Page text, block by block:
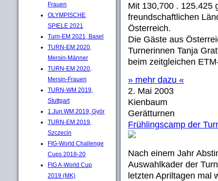
Frauen
OLYMPISCHE
SPIELE 2021
Turn-EM 2021, Basel
TURN-EM 2020,
Mersin-Männer
TURN-EM 2020,
Mersin-Frauen
TURN-WM 2019,
Stuttgart
1.Jun.WM 2019, Györ
TURN-EM 2019,
Szczecin
FIG-World Challenge
Cups 2018-20
FIG A-World Cup
2019 (MK)
Mit 130,700 . 125.425
freundschaftlichen
Österreich.
Die Gäste aus
Turnerinnen Tanja
beim zeitgleichen
» mehr dazu «
2. Mai 2003
Kienbaum
Gerätturnen
Frühlingscamp der
Nach einem Jahr
Auswahlkader der
letzten Apriltagen mal